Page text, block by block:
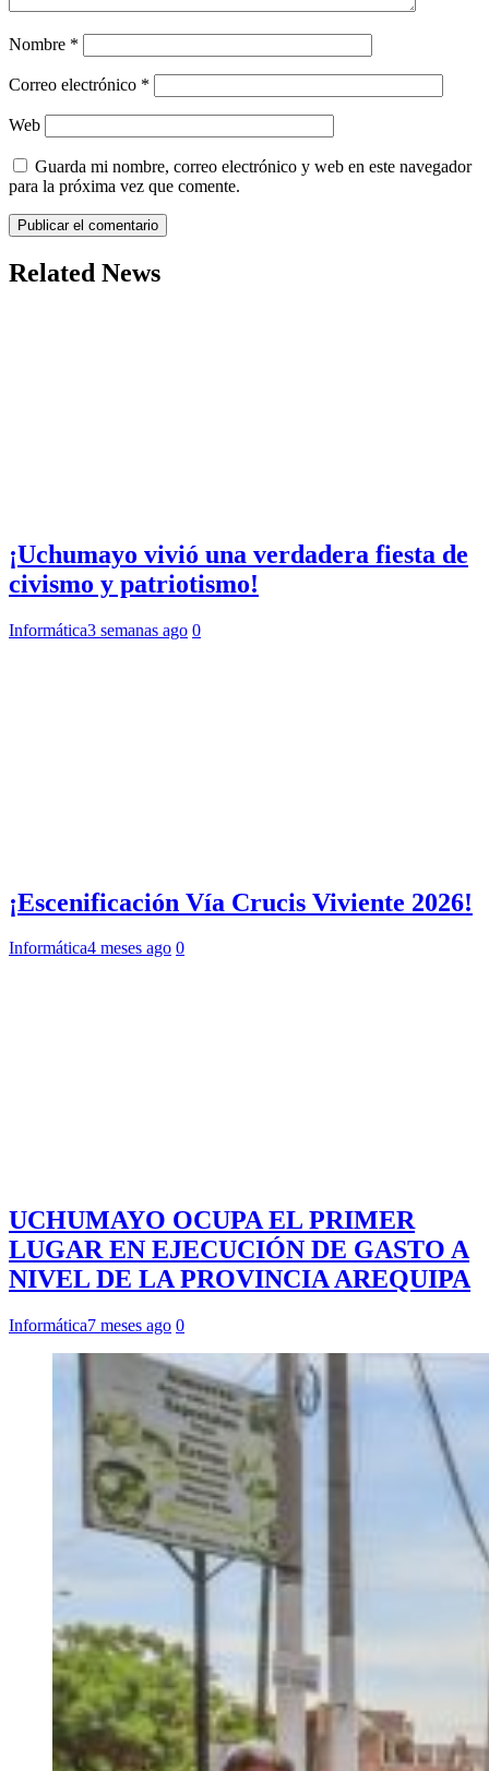
Nombre *
Correo electrónico *
Web
Guarda mi nombre, correo electrónico y web en este navegador
para la próxima vez que comente.
Related News
¡Uchumayo vivió una verdadera fiesta de
civismo y patriotismo!
Informática3 semanas ago 0
¡Escenificación Vía Crucis Viviente 2026!
Informática4 meses ago 0
UCHUMAYO OCUPA EL PRIMER
LUGAR EN EJECUCIÓN DE GASTO A
NIVEL DE LA PROVINCIA AREQUIPA
Informática7 meses ago 0